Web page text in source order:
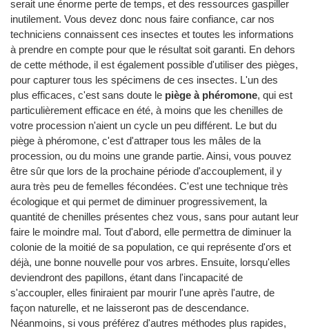
serait une énorme perte de temps, et des ressources gaspiller
inutilement. Vous devez donc nous faire confiance, car nos
techniciens connaissent ces insectes et toutes les informations
à prendre en compte pour que le résultat soit garanti. En dehors
de cette méthode, il est également possible d'utiliser des pièges,
pour capturer tous les spécimens de ces insectes. L'un des
plus efficaces, c'est sans doute le piège à phéromone, qui est
particulièrement efficace en été, à moins que les chenilles de
votre procession n'aient un cycle un peu différent. Le but du
piège à phéromone, c'est d'attraper tous les mâles de la
procession, ou du moins une grande partie. Ainsi, vous pouvez
être sûr que lors de la prochaine période d'accouplement, il y
aura très peu de femelles fécondées. C'est une technique très
écologique et qui permet de diminuer progressivement, la
quantité de chenilles présentes chez vous, sans pour autant leur
faire le moindre mal. Tout d'abord, elle permettra de diminuer la
colonie de la moitié de sa population, ce qui représente d'ors et
déjà, une bonne nouvelle pour vos arbres. Ensuite, lorsqu'elles
deviendront des papillons, étant dans l'incapacité de
s'accoupler, elles finiraient par mourir l'une après l'autre, de
façon naturelle, et ne laisseront pas de descendance.
Néanmoins, si vous préférez d'autres méthodes plus rapides,